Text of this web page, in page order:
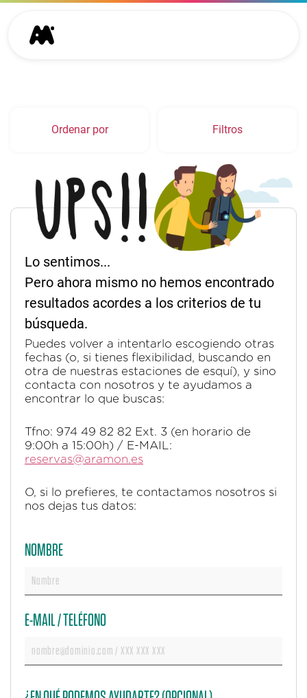
Ordenar por Filtros
Lo sentimos...
Pero ahora mismo no hemos encontrado
resultados acordes a los criterios de tu
búsqueda.
Puedes volver a intentarlo escogiendo otras
fechas (o, si tienes flexibilidad, buscando en
otra de nuestras estaciones de esquí), y sino
contacta con nosotros y te ayudamos a
encontrar lo que buscas:
Tfno: 974 49 82 82 Ext. 3 (en horario de
9:00h a 15:00h) / E-MAIL:
reservas@aramon.es
O, si lo prefieres, te contactamos nosotros si
nos dejas tus datos:
NOMBRE
E-MAIL / TELÉFONO